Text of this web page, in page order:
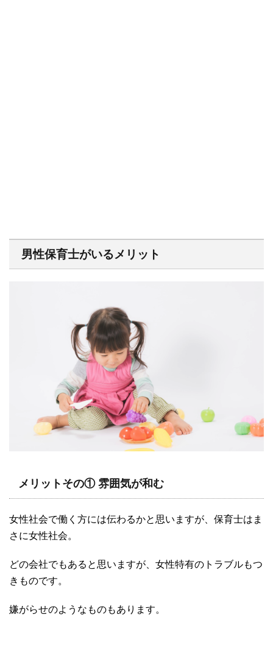
男性保育士がいるメリット
メリットその① 雰囲気が和む
女性社会で働く方には伝わるかと思いますが、保育士はま
さに女性社会。
どの会社でもあると思いますが、女性特有のトラブルもつ
きものです。
嫌がらせのようなものもあります。